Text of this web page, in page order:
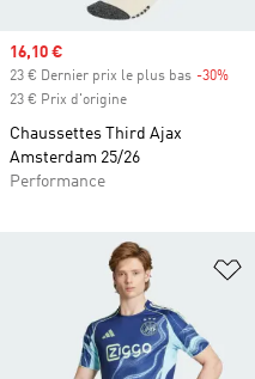
Prix soldé
16,10 €
23 € Dernier prix le plus bas -30%
23 € Prix d'origine
Chaussettes Third Ajax
Amsterdam 25/26
Performance